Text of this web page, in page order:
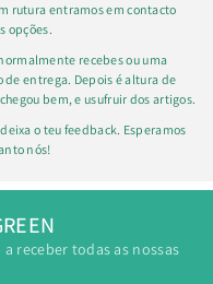
rutura entramos em contacto
opções.
recebes ou uma
entrega. Depois é altura de
bem, e usufruir dos artigos.
o teu feedback. Esperamos
nós!
receber todas as nossas